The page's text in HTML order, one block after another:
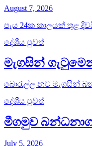
August 7, 2026
පැය 24ක කාලයක් තුළ
දේශීය පුවත්
මැගසින්
බොරැල්ල නව මැගසින්
දේශීය පුවත්
මීගමුව
July 5, 2026